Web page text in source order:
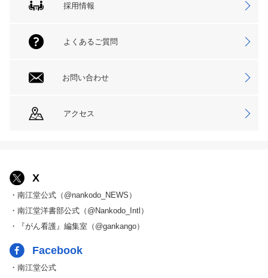
採用情報
よくあるご質問
お問い合わせ
アクセス
X
・南江堂公式（@nankodo_NEWS）
・南江堂洋書部公式（@Nankodo_Intl）
・『がん看護』編集室（@gankango）
Facebook
・南江堂公式